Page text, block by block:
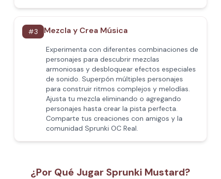
#3 Mezcla y Crea Música
Experimenta con diferentes combinaciones de
personajes para descubrir mezclas
armoniosas y desbloquear efectos especiales
de sonido. Superpón múltiples personajes
para construir ritmos complejos y melodías.
Ajusta tu mezcla eliminando o agregando
personajes hasta crear la pista perfecta.
Comparte tus creaciones con amigos y la
comunidad Sprunki OC Real.
¿Por Qué Jugar Sprunki Mustard?